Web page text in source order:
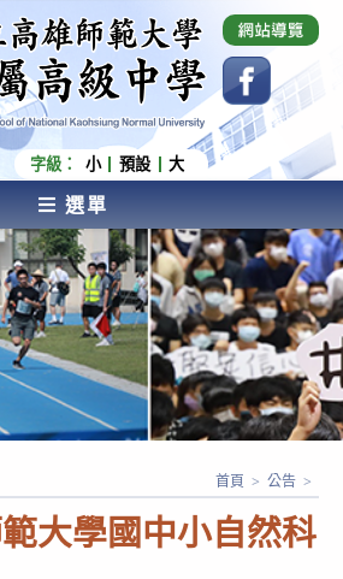
屬高級中學 Affiliated Senior
Kaohsiung Normal
字級： 小 預設 大
選單
HIGH SCHOOL OF NATIONAL
NORMAL UNIVERSITY
大學國中小自然科
首頁 > 公告 >